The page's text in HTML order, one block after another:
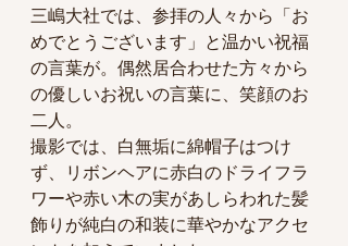
三嶋大社では、参拝の人々から「お
めでとうございます」と温かい祝福
の言葉が。偶然居合わせた方々から
の優しいお祝いの言葉に、笑顔のお
二人。
撮影では、白無垢に綿帽子はつけ
ず、リボンヘアに赤白のドライフラ
ワーや赤い木の実があしらわれた髪
飾りが純白の和装に華やかなアクセ